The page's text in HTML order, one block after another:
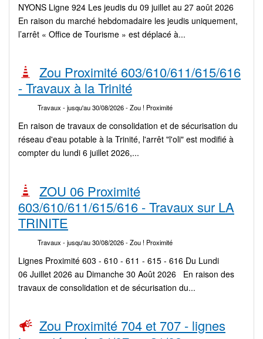
NYONS Ligne 924 Les jeudis du 09 juillet au 27 août 2026
En raison du marché hebdomadaire les jeudis uniquement,
l’arrêt « Office de Tourisme » est déplacé à...
Zou Proximité 603/610/611/615/616
- Travaux à la Trinité
Travaux - jusqu'au 30/08/2026- Zou ! Proximité
En raison de travaux de consolidation et de sécurisation du
réseau d'eau potable à la Trinité, l'arrêt "l'oli" est modifié à
compter du lundi 6 juillet 2026,...
ZOU 06 Proximité
603/610/611/615/616 - Travaux sur LA
TRINITE
Travaux - jusqu'au 30/08/2026- Zou ! Proximité
Lignes Proximité 603 - 610 - 611 - 615 - 616 Du Lundi
06 Juillet 2026 au Dimanche 30 Août 2026 En raison des
travaux de consolidation et de sécurisation du...
Zou Proximité 704 et 707 - lignes